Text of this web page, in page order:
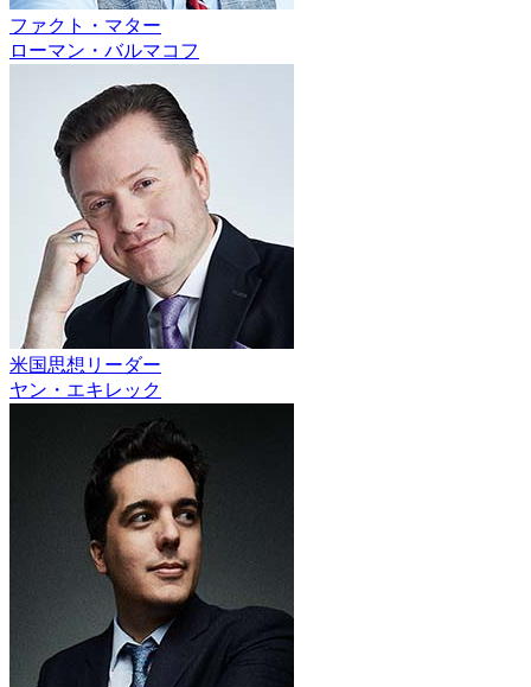
ファクト・マター
ローマン・バルマコフ
米国思想リーダー
ヤン・エキレック